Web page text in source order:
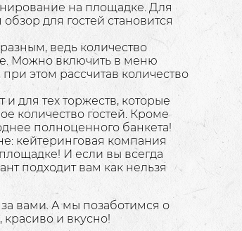
на площадке. Для
для гостей становится
ведь количество
Можно включить в меню
этом рассчитав количество
для тех торжеств, которые
количество гостей. Кроме
полноценного банкета!
кейтеринговая компания
И если вы всегда
подходит вам как нельзя
вами. А мы позаботимся о
и вкусно!